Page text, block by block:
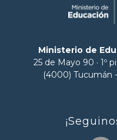
Ministerio de
25 de Mayo 90 · 1º
(4000) Tucumán